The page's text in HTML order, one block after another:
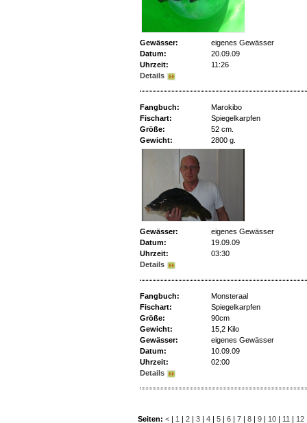
Gewässer:
eigenes Gewässer
Datum:
20.09.09
Uhrzeit:
11:26
Details
Fangbuch:
Marokibo
Fischart:
Spiegelkarpfen
Größe:
52 cm.
Gewicht:
2800 g.
Gewässer:
eigenes Gewässer
Datum:
19.09.09
Uhrzeit:
03:30
Details
Fangbuch:
Monsteraal
Fischart:
Spiegelkarpfen
Größe:
90cm
Gewicht:
15,2 Kilo
Gewässer:
eigenes Gewässer
Datum:
10.09.09
Uhrzeit:
02:00
Details
Seiten: < | 1 | 2 | 3 | 4 | 5 | 6 | 7 | 8 | 9 | 10 | 11 | 12